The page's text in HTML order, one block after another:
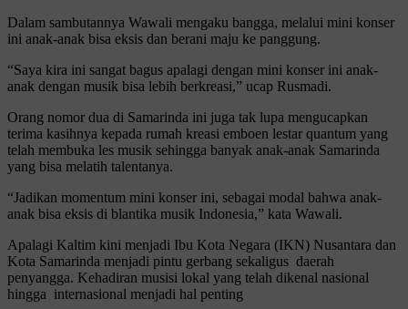
Dalam sambutannya Wawali mengaku bangga, melalui mini konser
ini anak-anak bisa eksis dan berani maju ke panggung.
“Saya kira ini sangat bagus apalagi dengan mini konser ini anak-
anak dengan musik bisa lebih berkreasi,” ucap Rusmadi.
Orang nomor dua di Samarinda ini juga tak lupa mengucapkan
terima kasihnya kepada rumah kreasi emboen lestar quantum yang
telah membuka les musik sehingga banyak anak-anak Samarinda
yang bisa melatih talentanya.
“Jadikan momentum mini konser ini, sebagai modal bahwa anak-
anak bisa eksis di blantika musik Indonesia,” kata Wawali.
Apalagi Kaltim kini menjadi Ibu Kota Negara (IKN) Nusantara dan
Kota Samarinda menjadi pintu gerbang sekaligus daerah
penyangga. Kehadiran musisi lokal yang telah dikenal nasional
hingga internasional menjadi hal penting